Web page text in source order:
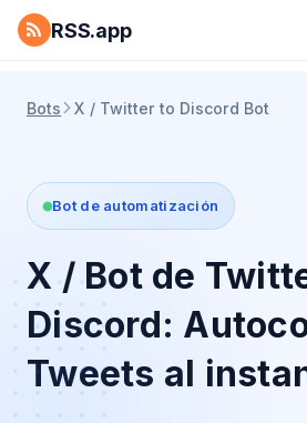
RSS.app
Bots X / Twitter to Discord Bot
Bot de automatización
X / Bot de
Discord:
Tweets al